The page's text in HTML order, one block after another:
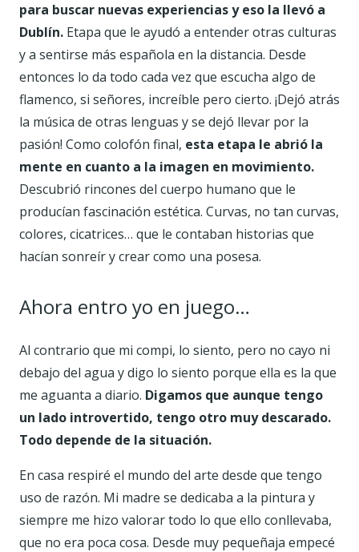
para buscar nuevas experiencias y eso la llevó a
Dublín. Etapa que le ayudó a entender otras culturas
y a sentirse más española en la distancia. Desde
entonces lo da todo cada vez que escucha algo de
flamenco, si señores, increíble pero cierto. ¡Dejó atrás
la música de otras lenguas y se dejó llevar por la
pasión! Como colofón final, esta etapa le abrió la
mente en cuanto a la imagen en movimiento.
Descubrió rincones del cuerpo humano que le
producían fascinación estética. Curvas, no tan curvas,
colores, cicatrices… que le contaban historias que
hacían sonreír y crear como una posesa.
Ahora entro yo en juego…
Al contrario que mi compi, lo siento, pero no cayo ni
debajo del agua y digo lo siento porque ella es la que
me aguanta a diario. Digamos que aunque tengo
un lado introvertido, tengo otro muy descarado.
Todo depende de la situación.
En casa respiré el mundo del arte desde que tengo
uso de razón. Mi madre se dedicaba a la pintura y
siempre me hizo valorar todo lo que ello conllevaba,
que no era poca cosa. Desde muy pequeñaja empecé